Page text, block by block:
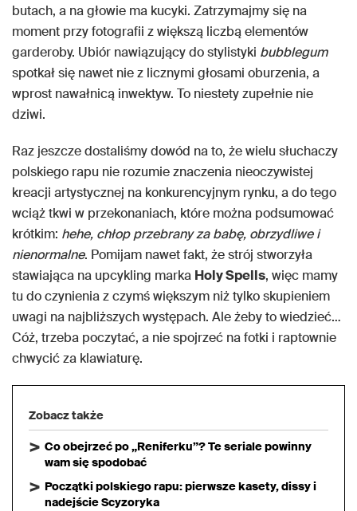
butach, a na głowie ma kucyki. Zatrzymajmy się na
moment przy fotografii z większą liczbą elementów
garderoby. Ubiór nawiązujący do stylistyki bubblegum
spotkał się nawet nie z licznymi głosami oburzenia, a
wprost nawałnicą inwektyw. To niestety zupełnie nie
dziwi.
Raz jeszcze dostaliśmy dowód na to, że wielu słuchaczy
polskiego rapu nie rozumie znaczenia nieoczywistej
kreacji artystycznej na konkurencyjnym rynku, a do tego
wciąż tkwi w przekonaniach, które można podsumować
krótkim: hehe, chłop przebrany za babę, obrzydliwe i
nienormalne. Pomijam nawet fakt, że strój stworzyła
stawiająca na upcykling marka Holy Spells, więc mamy
tu do czynienia z czymś większym niż tylko skupieniem
uwagi na najbliższych występach. Ale żeby to wiedzieć…
Cóż, trzeba poczytać, a nie spojrzeć na fotki i raptownie
chwycić za klawiaturę.
Zobacz także
Co obejrzeć po „Reniferku”? Te seriale powinny
wam się spodobać
Początki polskiego rapu: pierwsze kasety, dissy i
nadejście Scyzoryka